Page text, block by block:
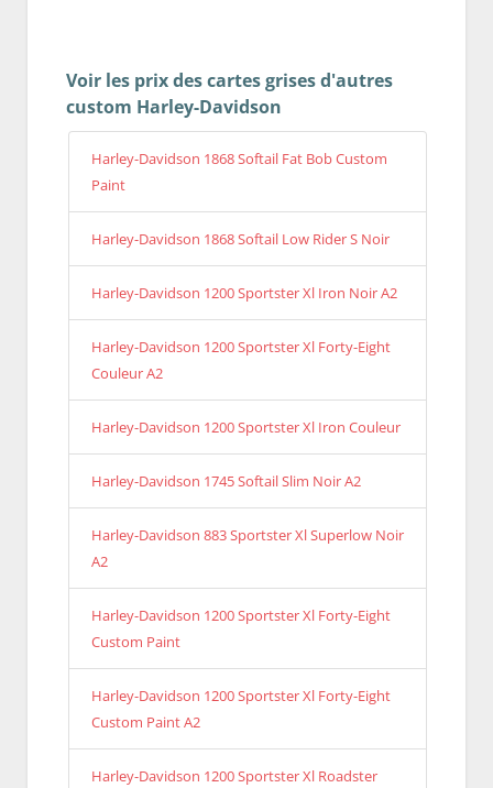
Voir les prix des cartes grises d'autres
custom Harley-Davidson
Harley-Davidson 1868 Softail Fat Bob Custom
Paint
Harley-Davidson 1868 Softail Low Rider S Noir
Harley-Davidson 1200 Sportster Xl Iron Noir A2
Harley-Davidson 1200 Sportster Xl Forty-Eight
Couleur A2
Harley-Davidson 1200 Sportster Xl Iron Couleur
Harley-Davidson 1745 Softail Slim Noir A2
Harley-Davidson 883 Sportster Xl Superlow Noir
A2
Harley-Davidson 1200 Sportster Xl Forty-Eight
Custom Paint
Harley-Davidson 1200 Sportster Xl Forty-Eight
Custom Paint A2
Harley-Davidson 1200 Sportster Xl Roadster